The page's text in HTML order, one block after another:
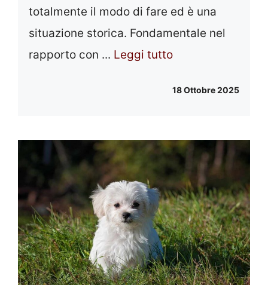
totalmente il modo di fare ed è una
situazione storica. Fondamentale nel
rapporto con ... Leggi tutto
18 Ottobre 2025